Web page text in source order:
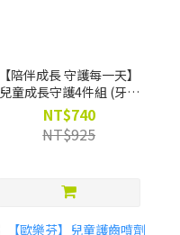
【陪伴成長 守護每一天】
兒童成長守護4件組 (牙膏
+兒童噴劑 +漱口水
200ml*2) -限時88折(買就
贈Pato Pato EVA益智數字
NT$740
NT$925